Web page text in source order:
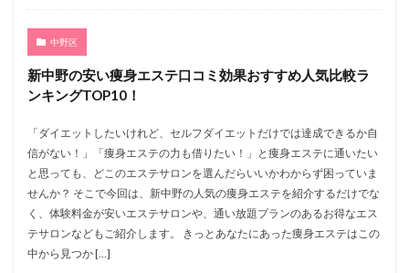
中野区
新中野の安い痩身エステ口コミ効果おすすめ人気比較ラ
ンキングTOP10！
「ダイエットしたいけれど、セルフダイエットだけでは達成できるか自
信がない！」「痩身エステの力も借りたい！」と痩身エステに通いたい
と思っても、どこのエステサロンを選んだらいいかわからず困っていま
せんか？ そこで今回は、新中野の人気の痩身エステを紹介するだけでな
く、体験料金が安いエステサロンや、通い放題プランのあるお得なエス
テサロンなどもご紹介します。 きっとあなたにあった痩身エステはこの
中から見つか […]